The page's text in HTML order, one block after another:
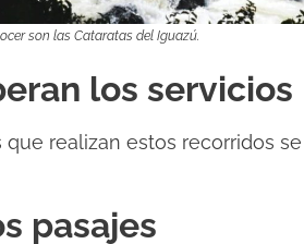
son las Cataratas del Iguazú.
los servicios
realizan estos recorridos
pasajes